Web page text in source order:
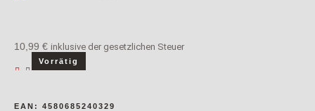
10,99 € inklusive der gesetzlichen Steuer
EAN: 4580685240329
Vorrätig